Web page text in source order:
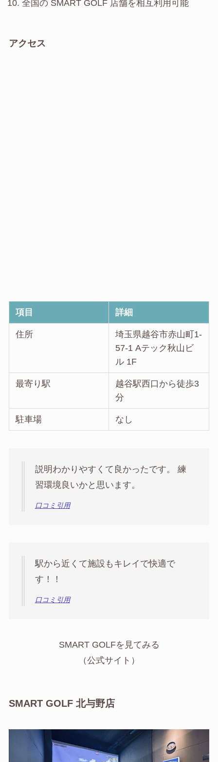
全国の SMART GOLF 店舗を相互利用可能
アクセス
項目 詳細
住所
埼玉県越谷市赤山町1-
57-1 Aテック秋山ビ
ル 1F
最寄り駅
越谷駅西口から徒歩3
分
駐車場 なし
説明わかりやすくて良かったです。 練
習環境良いかと思います。
口コミ引用
駅から近くて施設もキレイで快適で
す！！
口コミ引用
SMART GOLFを見てみる
（公式サイト）
SMART GOLF 北与野店